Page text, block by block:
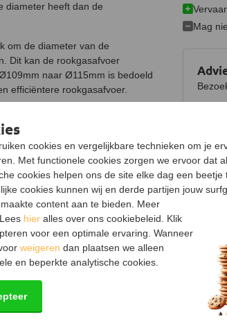
diameter heeft dan de
om de diameter van de
Dit kan de rookgasafvoer
naar Ø115mm is bedoeld
efficiëntere rookgasafvoer.
van 110 mm over de
van 115 mm past over de
dat alle verbindingen goed
Mag
cookies en vergelijkbare technieken om je
Met functionele cookies zorgen we ervoor dat
cookies helpen ons de site elke dag een
cookies kunnen wij en derde partijen jouw
content aan te bieden. Meer
hier alles over ons cookiebeleid. Klik
voor een optimale ervaring. Wanneer
weigeren dan plaatsen we alleen
en beperkte analytische cookies.